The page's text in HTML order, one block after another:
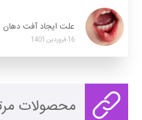
علت ایجاد آفت دهان
16فروردین 1401
محصولات